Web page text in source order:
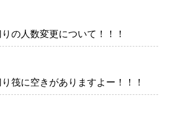
の人数変更について！！！
筏に空きがありますよー！！！